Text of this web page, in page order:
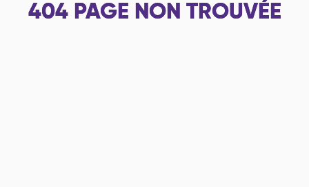
404 PAGE NON TROUVÉE